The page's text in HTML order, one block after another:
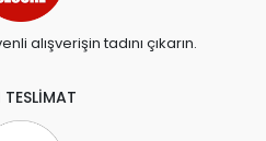
alışverişin tadını çıkarın.
TESLİMAT